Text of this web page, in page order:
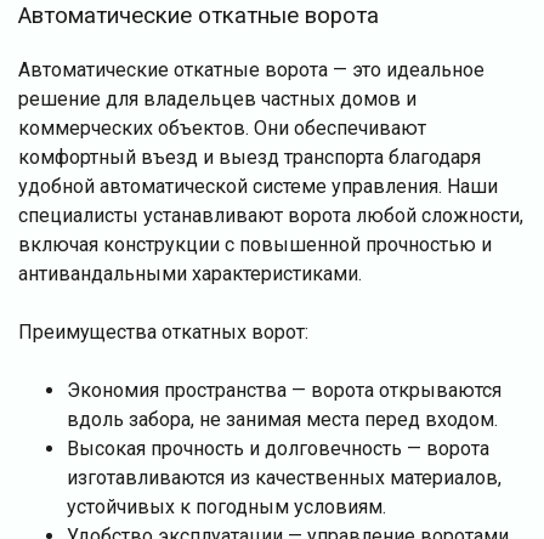
Автоматические откатные ворота
Автоматические откатные ворота — это идеальное
решение для владельцев частных домов и
коммерческих объектов. Они обеспечивают
комфортный въезд и выезд транспорта благодаря
удобной автоматической системе управления. Наши
специалисты устанавливают ворота любой сложности,
включая конструкции с повышенной прочностью и
антивандальными характеристиками.
Преимущества откатных ворот:
Экономия пространства — ворота открываются
вдоль забора, не занимая места перед входом.
Высокая прочность и долговечность — ворота
изготавливаются из качественных материалов,
устойчивых к погодным условиям.